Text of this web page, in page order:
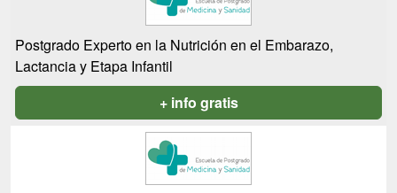
Postgrado Experto en la Nutrición en el Embarazo,
Lactancia y Etapa Infantil
+ info gratis